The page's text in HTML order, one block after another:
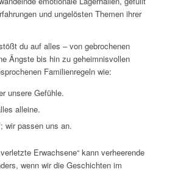
und ungelösten Themen ihrer
du auf alles – von gebrochenen
Ängste bis hin zu geheimnisvollen
Familienregeln wie:
unsere Gefühle.
alleine.
wir passen uns an.
verletzte Erwachsene“ kann verheerende
wenn wir die Geschichten im